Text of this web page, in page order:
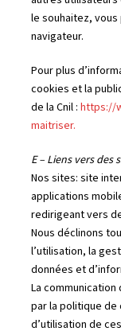
le souhaitez,
navigateur.
Pour plus
cookies et la
de la Cnil : https://
maitriser.
E – Liens vers des
Nos sites: site
applications
redirigeant vers
Nous déclinons
l’utilisation, la
données et
La
par la politique
d’utilisation de